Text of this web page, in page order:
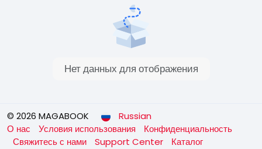
Нет данных для отображения
© 2026 MAGABOOK
Russian
О нас
Условия использования
Конфиденциальность
Свяжитесь с нами
Support Center Каталог